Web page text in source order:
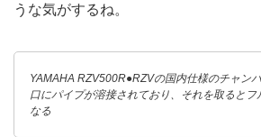
うな気がするね。
YAMAHA RZV500R●RZVの国内仕様のチャン
口にパイプが溶接されており、それを取るとフ
なる